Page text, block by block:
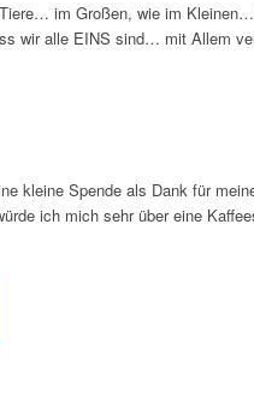
im Großen, wie im
wir alle EINS sind… mit Allem
kleine Spende als Dank für
ich mich sehr über eine